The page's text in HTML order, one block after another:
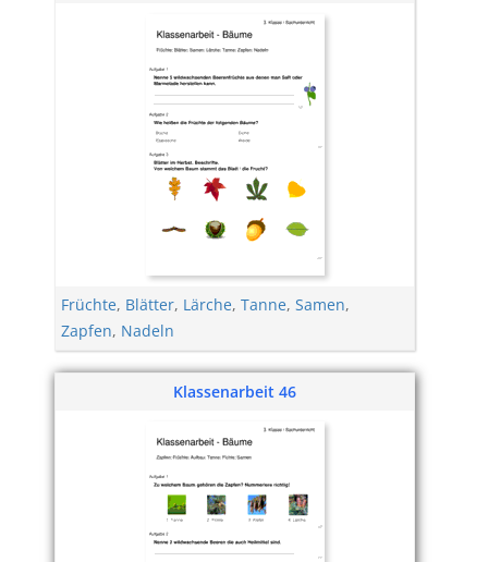
Früchte, Blätter, Lärche, Tanne, Samen,
Zapfen, Nadeln
Klassenarbeit 46